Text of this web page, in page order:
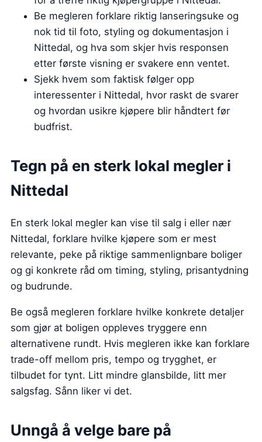
Be megleren forklare riktig lanseringsuke og
nok tid til foto, styling og dokumentasjon i
Nittedal, og hva som skjer hvis responsen
etter første visning er svakere enn ventet.
Sjekk hvem som faktisk følger opp
interessenter i Nittedal, hvor raskt de svarer
og hvordan usikre kjøpere blir håndtert før
budfrist.
Tegn på en sterk lokal megler i
Nittedal
En sterk lokal megler kan vise til salg i eller nær
Nittedal, forklare hvilke kjøpere som er mest
relevante, peke på riktige sammenlignbare boliger
og gi konkrete råd om timing, styling, prisantydning
og budrunde.
Be også megleren forklare hvilke konkrete detaljer
som gjør at boligen oppleves tryggere enn
alternativene rundt. Hvis megleren ikke kan forklare
trade-off mellom pris, tempo og trygghet, er
tilbudet for tynt. Litt mindre glansbilde, litt mer
salgsfag. Sånn liker vi det.
Unngå å velge bare på